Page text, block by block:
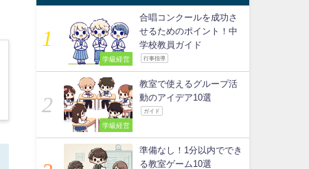
学級経営
合唱コンクールを成功さ
せるためのポイント！中
学校教員ガイド
行事指導
学級経営
教室で使えるグループ活
動のアイデア10選
ガイド
準備なし！1分以内ででき
る教室ゲーム10選